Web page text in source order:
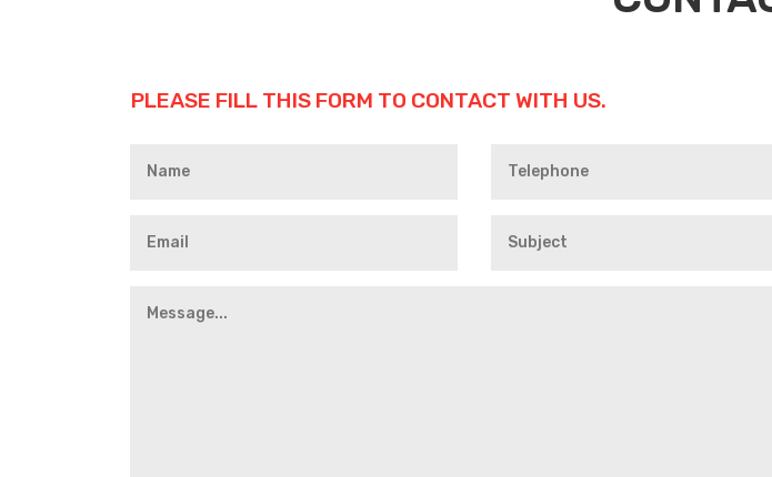
PLEASE FILL THIS FORM TO CONTACT WITH US.